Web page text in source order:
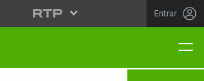
Entrar